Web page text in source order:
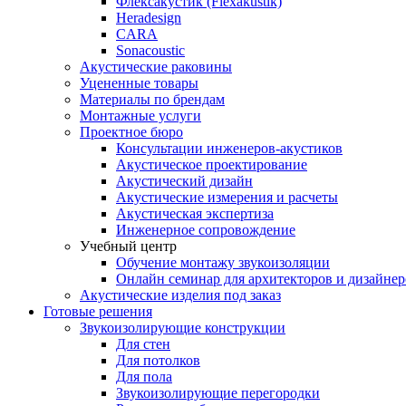
Heradesign
CARA
Sonacoustic
Акустические раковины
Уцененные товары
Материалы по брендам
Монтажные услуги
Проектное бюро
Консультации инженеров-акустиков
Акустическое проектирование
Акустический дизайн
Акустические измерения и расчеты
Акустическая экспертиза
Инженерное сопровождение
Учебный центр
Обучение монтажу звукоизоляции
Онлайн семинар для архитекторов и
Акустические изделия под заказ
Готовые решения
Звукоизолирующие конструкции
Для стен
Для потолков
Для пола
Звукоизолирующие перегородки